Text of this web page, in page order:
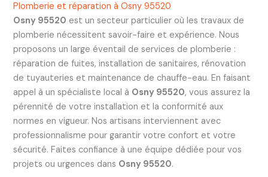
Plomberie et réparation à Osny 95520
Osny 95520 est un secteur particulier où les travaux de
plomberie nécessitent savoir-faire et expérience. Nous
proposons un large éventail de services de plomberie :
réparation de fuites, installation de sanitaires, rénovation
de tuyauteries et maintenance de chauffe-eau. En faisant
appel à un spécialiste local à Osny 95520, vous assurez la
pérennité de votre installation et la conformité aux
normes en vigueur. Nos artisans interviennent avec
professionnalisme pour garantir votre confort et votre
sécurité. Faites confiance à une équipe dédiée pour vos
projets ou urgences dans Osny 95520.